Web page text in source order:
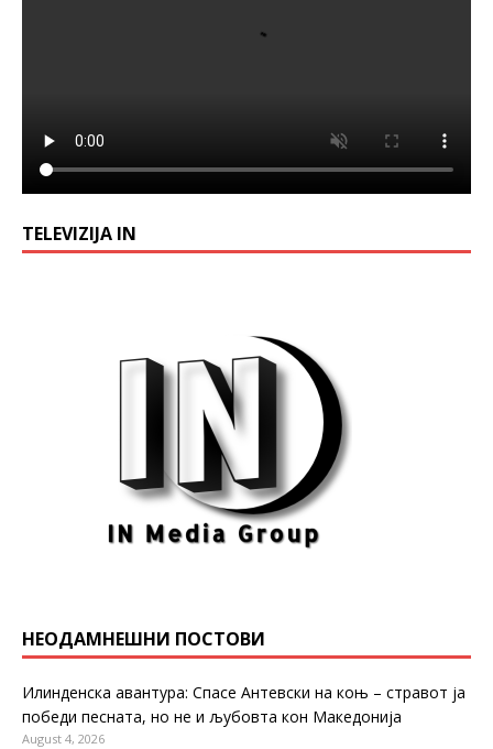
TELEVIZIJA IN
НЕОДАМНЕШНИ ПОСТОВИ
Илинденска авантура: Спасе Антевски на коњ – стравот ја
победи песната, но не и љубовта кон Македонија
August 4, 2026